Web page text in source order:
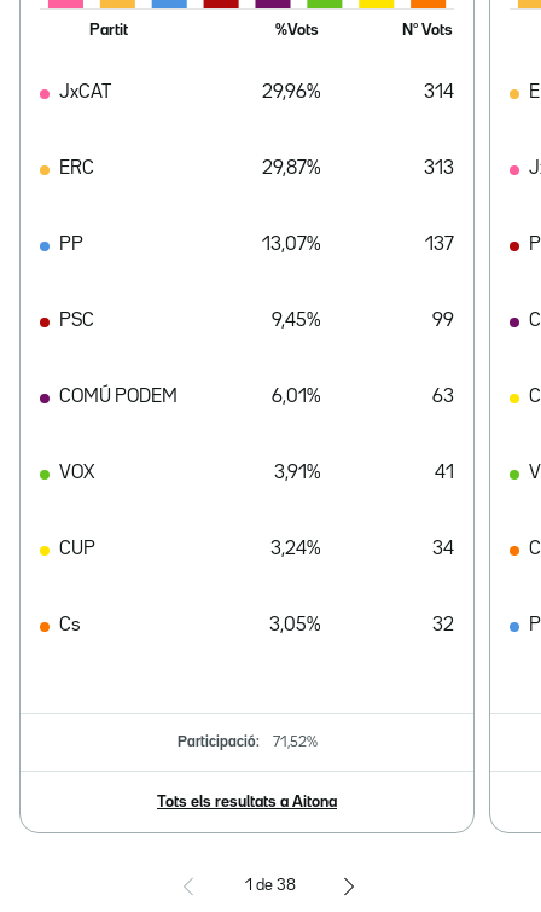
Partit %Vots Nº Vots
JxCAT 29,96% 314
ERC 29,87% 313
PP 13,07% 137
PSC 9,45% 99
COMÚ PODEM 6,01% 63
VOX 3,91% 41
CUP 3,24% 34
Cs 3,05% 32
Participació: 71,52%
Tots els resultats a Aitona
1 de 38